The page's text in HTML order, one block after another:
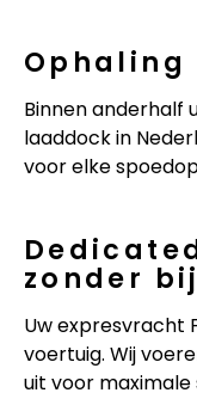
Ophaling
Binnen anderhalf
laaddock in
voor elke
zonder
Uw expresvracht
voertuig. Wij
uit voor maximale